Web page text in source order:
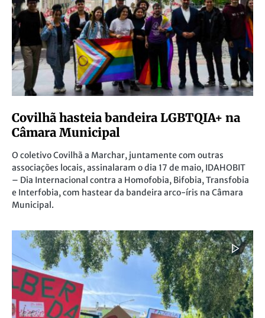
Covilhã hasteia bandeira LGBTQIA+ na
Câmara Municipal
O coletivo Covilhã a Marchar, juntamente com outras
associações locais, assinalaram o dia 17 de maio, IDAHOBIT
– Dia Internacional contra a Homofobia, Bifobia, Transfobia
e Interfobia, com hastear da bandeira arco-íris na Câmara
Municipal.